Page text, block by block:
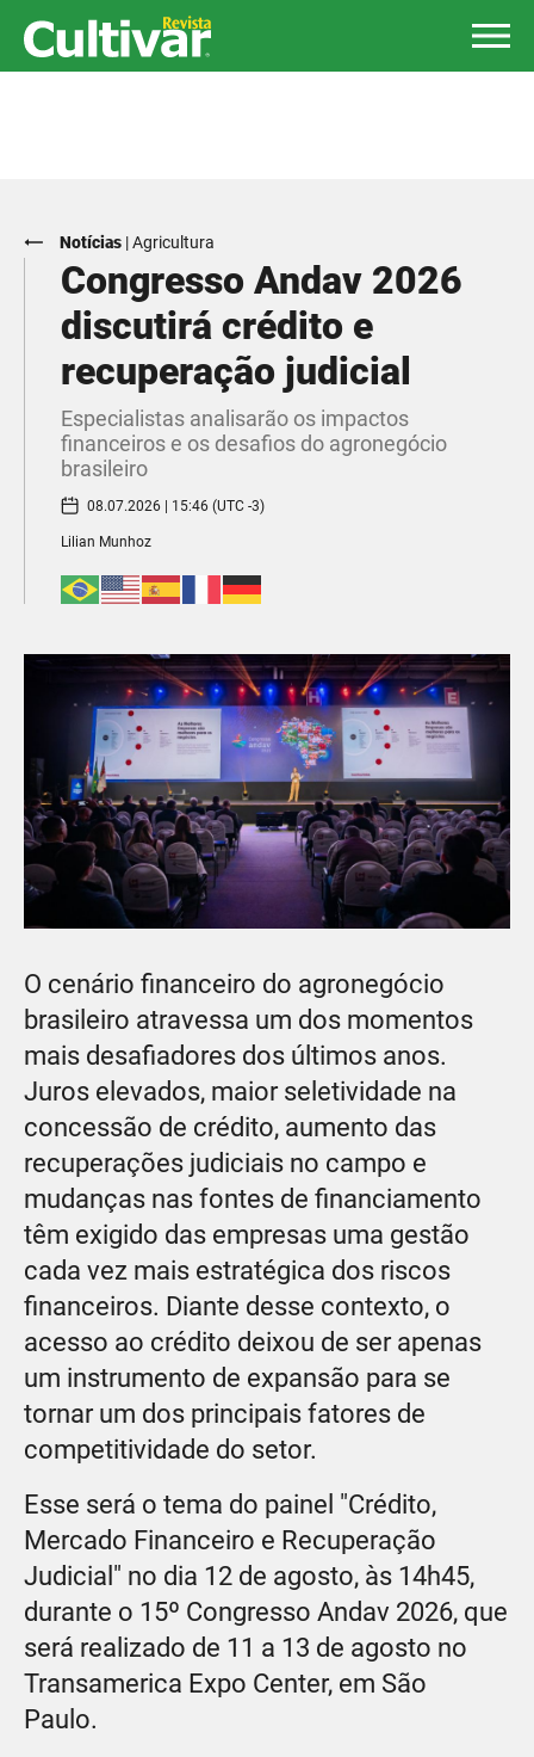
Notícias |Agricultura
Congresso Andav 2026
discutirá crédito e
recuperação judicial
Especialistas analisarão os impactos
financeiros e os desafios do agronegócio
brasileiro
08.07.2026 | 15:46 (UTC -3)
Lilian Munhoz
O cenário financeiro do agronegócio
brasileiro atravessa um dos momentos
mais desafiadores dos últimos anos.
Juros elevados, maior seletividade na
concessão de crédito, aumento das
recuperações judiciais no campo e
mudanças nas fontes de financiamento
têm exigido das empresas uma gestão
cada vez mais estratégica dos riscos
financeiros. Diante desse contexto, o
acesso ao crédito deixou de ser apenas
um instrumento de expansão para se
tornar um dos principais fatores de
competitividade do setor.
Esse será o tema do painel "Crédito,
Mercado Financeiro e Recuperação
Judicial" no dia 12 de agosto, às 14h45,
durante o 15º Congresso Andav 2026, que
será realizado de 11 a 13 de agosto no
Transamerica Expo Center, em São
Paulo.